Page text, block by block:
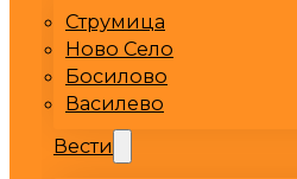
Струмица
Ново Село
Босилово
Василево
Вести